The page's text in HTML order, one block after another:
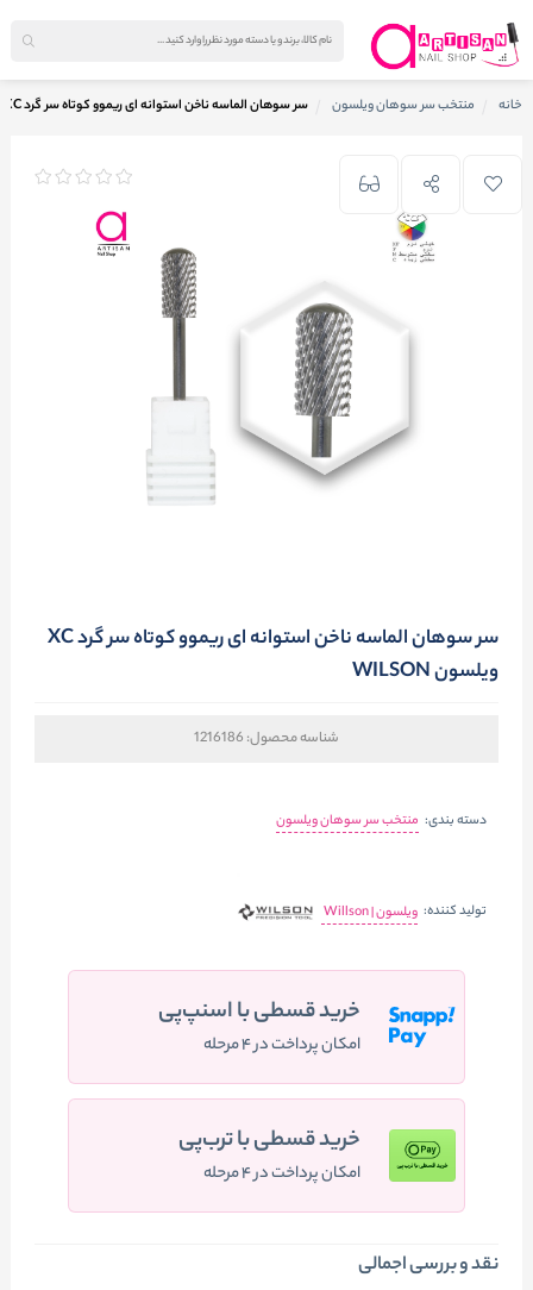
خانه منتخب سر سوهان ویلسون سر سوهان الماسه ناخن استوانه ای ریموو کوتاه سر گرد XC ویلسون WILSON
سر سوهان الماسه ناخن استوانه ای ریموو کوتاه سر گرد XC
ویلسون WILSON
شناسه محصول: 1216186
دسته بندی: منتخب سر سوهان ویلسون
تولید کننده: ویلسون | Willson
خرید قسطی با اسنپ‌پی
امکان پرداخت در ۴ مرحله
خرید قسطی با ترب‌پی
امکان پرداخت در ۴ مرحله
نقد و بررسی اجمالی